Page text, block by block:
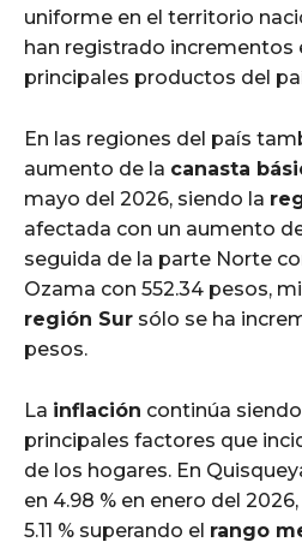
uniforme en el territorio
han registrado incrementos
principales productos del
En las regiones del país
aumento de la canasta
mayo del 2026, siendo la
afectada con un aumento
seguida de la parte Norte
Ozama con 552.34 pesos,
región Sur sólo se ha
pesos.
La inflación continúa
principales factores que
de los hogares. En
en 4.98 % en enero del
5.11 % superando el rango